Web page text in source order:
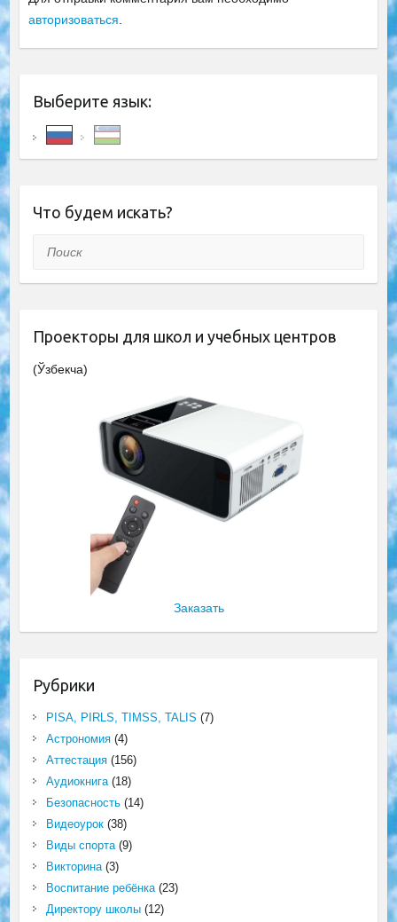
авторизоваться
Выберите язык:
Что будем искать?
Поиск
Проекторы для школ и учебных центров
(Ўзбекча)
Заказать
Рубрики
PISA, PIRLS, TIMSS, TALIS (7)
Астрономия(4)
Аттестация(156)
Аудиокнига(18)
Безопасность(14)
Видеоурок(38)
Виды спорта(9)
Викторина(3)
Воспитание ребёнка(23)
Директору школы(12)